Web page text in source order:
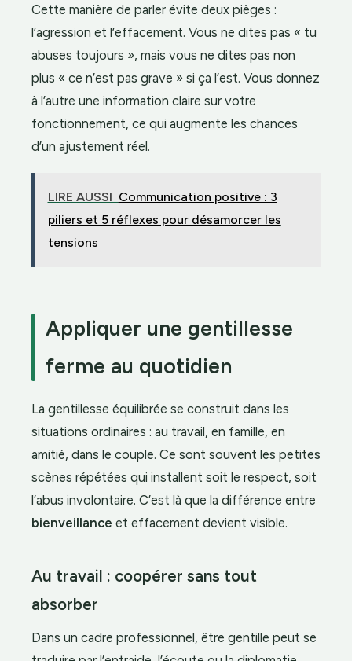
Cette manière de parler évite deux pièges :
l’agression et l’effacement. Vous ne dites pas « tu
abuses toujours », mais vous ne dites pas non
plus « ce n’est pas grave » si ça l’est. Vous donnez
à l’autre une information claire sur votre
fonctionnement, ce qui augmente les chances
d’un ajustement réel.
LIRE AUSSI Communication positive : 3
piliers et 5 réflexes pour désamorcer les
tensions
Appliquer une gentillesse
ferme au quotidien
La gentillesse équilibrée se construit dans les
situations ordinaires : au travail, en famille, en
amitié, dans le couple. Ce sont souvent les petites
scènes répétées qui installent soit le respect, soit
l’abus involontaire. C’est là que la différence entre
bienveillance et effacement devient visible.
Au travail : coopérer sans tout
absorber
Dans un cadre professionnel, être gentille peut se